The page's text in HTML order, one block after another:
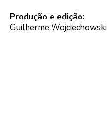
Produção e edição:
Guilherme Wojciechowski